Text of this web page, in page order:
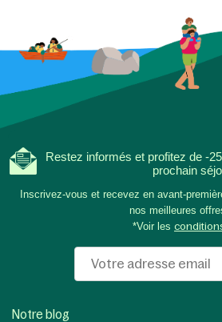
Restez informés et profitez de -
prochain
Inscrivez-vous et recevez en avant-
nos meilleures
*Voir les
Notre blog